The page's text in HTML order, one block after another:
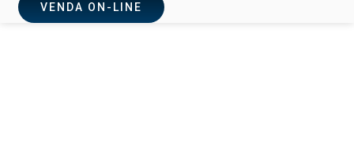
VENDA ON-LINE